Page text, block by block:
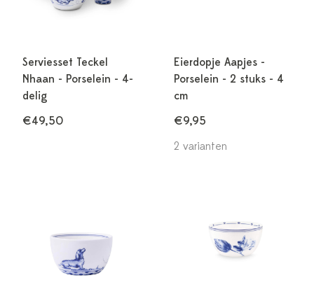
Serviesset Teckel
Nhaan - Porselein - 4-
delig
€49,50
Eierdopje Aapjes -
Porselein - 2 stuks - 4
cm
€9,95
2 varianten